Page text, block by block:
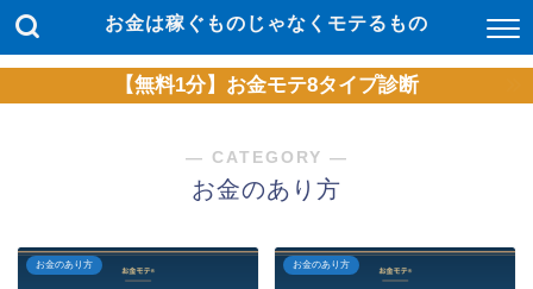
お金は稼ぐものじゃなくモテるもの
【無料1分】お金モテ8タイプ診断
― CATEGORY ―
お金のあり方
お金のあり方 お金のあり方